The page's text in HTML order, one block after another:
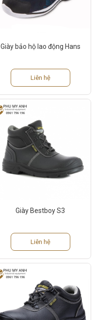
Giày bảo hộ lao động Hans
Liên hệ
Giày Bestboy S3
Liên hệ